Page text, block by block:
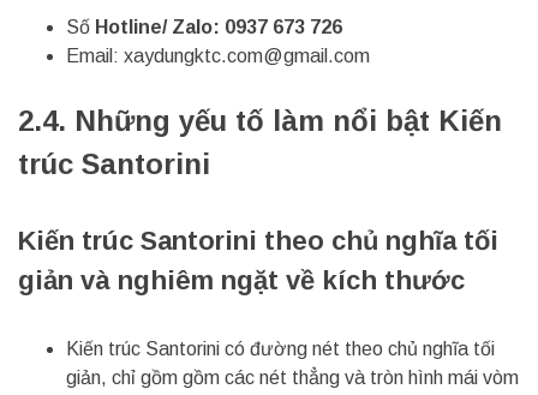
Số Hotline/ Zalo: 0937 673 726
Email: xaydungktc.com@gmail.com
2.4. Những yếu tố làm nổi bật Kiến
trúc Santorini
Kiến trúc Santorini theo chủ nghĩa tối
giản và nghiêm ngặt về kích thước
Kiến trúc Santorini có đường nét theo chủ nghĩa tối
giản, chỉ gồm gồm các nét thẳng và tròn hình mái vòm